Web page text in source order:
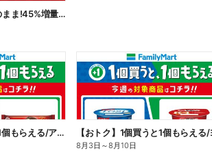
【おトク】お値段そのまま!45%増量作戦!
【おトク】1個買うと1個もらえる/アイス
8月3日 ～8月10日